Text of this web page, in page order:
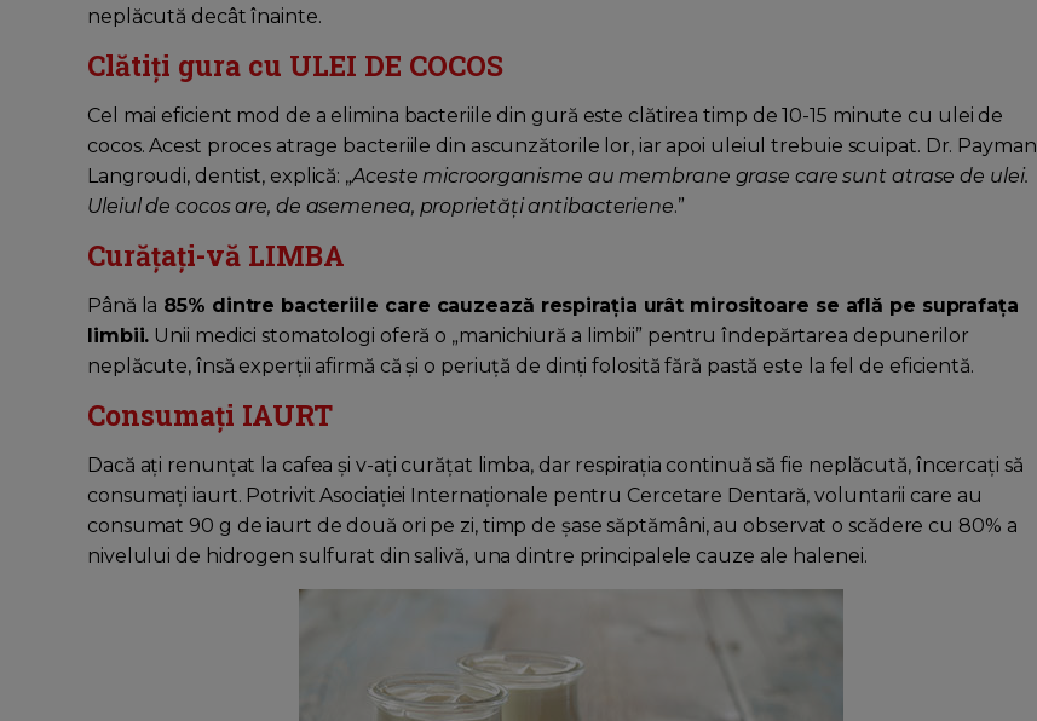
neplăcută decât înainte.
Clătiți gura cu ULEI DE COCOS
Cel mai eficient mod de a elimina bacteriile din gură este clătirea timp de 10-15 minute cu ulei de
cocos. Acest proces atrage bacteriile din ascunzătorile lor, iar apoi uleiul trebuie scuipat. Dr. Payman
Langroudi, dentist, explică: „Aceste microorganisme au membrane grase care sunt atrase de ulei.
Uleiul de cocos are, de asemenea, proprietăți antibacteriene.”
Curățați-vă LIMBA
Până la 85% dintre bacteriile care cauzează respirația urât mirositoare se află pe suprafața
limbii. Unii medici stomatologi oferă o „manichiură a limbii” pentru îndepărtarea depunerilor
neplăcute, însă experții afirmă că și o periuță de dinți folosită fără pastă este la fel de eficientă.
Consumați IAURT
Dacă ați renunțat la cafea și v-ați curățat limba, dar respirația continuă să fie neplăcută, încercați să
consumați iaurt. Potrivit Asociației Internaționale pentru Cercetare Dentară, voluntarii care au
consumat 90 g de iaurt de două ori pe zi, timp de șase săptămâni, au observat o scădere cu 80% a
nivelului de hidrogen sulfurat din salivă, una dintre principalele cauze ale halenei.